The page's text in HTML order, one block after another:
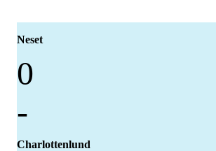
Neset
0
-
Charlottenlund